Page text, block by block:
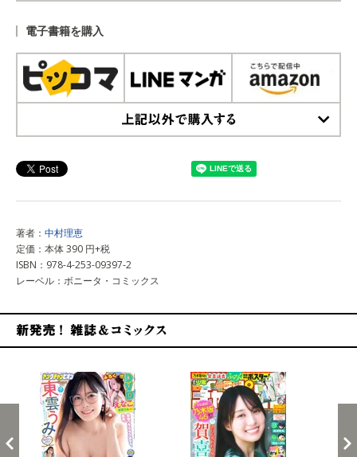
電子書籍を購入
著者： 中村理恵
定価：本体 390 円+税
ISBN：978-4-253-09397-2
レーベル：ボニータ・コミックス